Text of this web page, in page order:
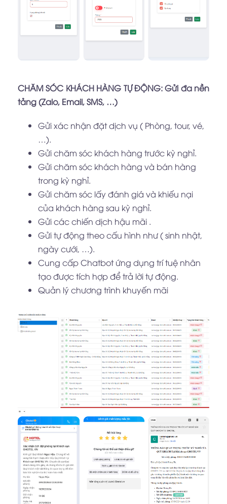
CHĂM SÓC KHÁCH HÀNG TỰ ĐỘNG: Gửi đa nền
tảng (Zalo, Email, SMS, …)
Gửi xác nhận đặt dịch vụ ( Phòng, tour, vé,
…).
Gửi chăm sóc khách hàng trước kỳ nghỉ.
Gửi chăm sóc khách hàng và bán hàng
trong kỳ nghỉ.
Gửi chăm sóc lấy đánh giá và khiếu nại
của khách hàng sau kỳ nghỉ.
Gửi các chiến dịch hậu mãi .
Gửi tự động theo cấu hình như ( sinh nhật,
ngày cưới, …).
Cung cấp Chatbot ứng dụng trí tuệ nhân
tạo được tích hợp để trả lời tự động.
Quản lý chương trình khuyến mãi